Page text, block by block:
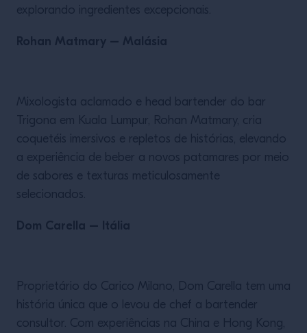
explorando ingredientes excepcionais.
Rohan Matmary – Malásia
Mixologista aclamado e head bartender do bar
Trigona em Kuala Lumpur, Rohan Matmary, cria
coquetéis imersivos e repletos de histórias, elevando
a experiência de beber a novos patamares por meio
de sabores e texturas meticulosamente
selecionados.
Dom Carella – Itália
Proprietário do Carico Milano, Dom Carella tem uma
história única que o levou de chef a bartender
consultor. Com experiências na China e Hong Kong,